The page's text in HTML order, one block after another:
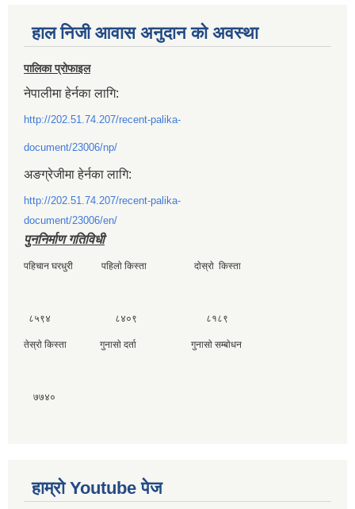
हाल निजी आवास अनुदान काे अवस्था
पालिका प्रोफाइल
नेपालीमा हेर्नका लागि:
http://202.51.74.207/recent-palika-
document/23006/np/
अङग्रेजीमा हेर्नका लागि:
http://202.51.74.207/recent-palika-
document/23006/en/
पुननिर्माण गतिविधी
पहिचान घरधुरी पहिलाे किस्ता दाेस्राे किस्ता
८५९४ ८४०९ ८१८९
तेस्राे किस्ता गुनासाे दर्ता गुनासाे सम्बाेधन
७७४०
हाम्राे Youtube पेज